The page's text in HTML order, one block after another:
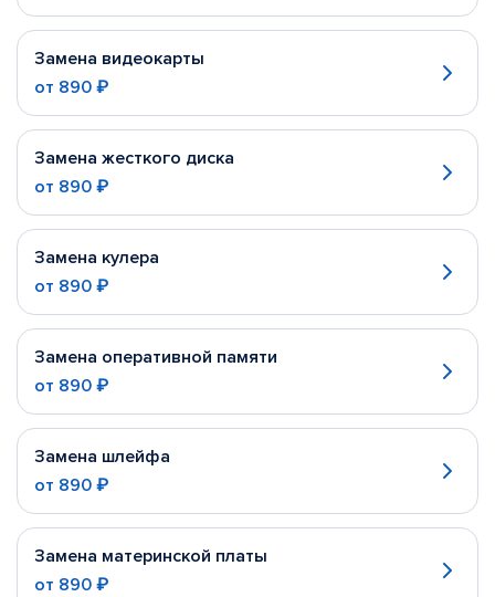
Замена видеокарты
от 890 ₽
Замена жесткого диска
от 890 ₽
Замена кулера
от 890 ₽
Замена оперативной памяти
от 890 ₽
Замена шлейфа
от 890 ₽
Замена материнской платы
от 890 ₽